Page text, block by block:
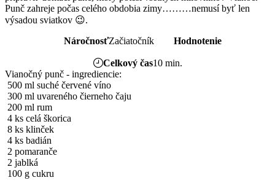
Punč zahreje počas celého obdobia zimy………nemusí byť len
výsadou sviatkov 😉.
NáročnosťZačiatočník Hodnotenie
Celkový čas10 min.
Vianočný punč - ingrediencie:
500 ml suché červené víno
300 ml uvareného čierneho čaju
200 ml rum
4 ks celá škorica
8 ks klinček
4 ks badián
2 pomaranče
2 jablká
100 g cukru